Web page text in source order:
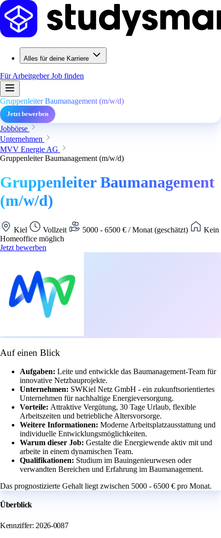
Alles für deine Karriere
Für ArbeitgeberJob finden
Gruppenleiter Baumanagement (m/w/d)
Jetzt bewerben
Jobbörse
Unternehmen
MVV Energie AG
Gruppenleiter Baumanagement (m/w/d)
Gruppenleiter Baumanagement
(m/w/d)
Kiel Vollzeit 5000 - 6500 € / Monat (geschätzt)
Kein
Homeoffice möglich
Jetzt bewerben
Auf einen Blick
Aufgaben: Leite und entwickle das Baumanagement-Team für
innovative Netzbauprojekte.
Unternehmen: SWKiel Netz GmbH - ein zukunftsorientiertes
Unternehmen für nachhaltige Energieversorgung.
Vorteile: Attraktive Vergütung, 30 Tage Urlaub, flexible
Arbeitszeiten und betriebliche Altersvorsorge.
Weitere Informationen: Moderne Arbeitsplatzausstattung und
individuelle Entwicklungsmöglichkeiten.
Warum dieser Job: Gestalte die Energiewende aktiv mit und
arbeite in einem dynamischen Team.
Qualifikationen: Studium im Bauingenieurwesen oder
verwandten Bereichen und Erfahrung im Baumanagement.
Das prognostizierte Gehalt liegt zwischen 5000 - 6500 € pro Monat.
Überblick
Kennziffer: 2026-0087